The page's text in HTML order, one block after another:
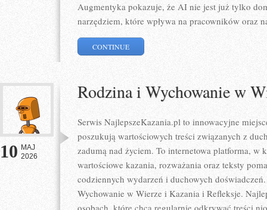
Augmentyka pokazuje, że AI nie jest już tylko
narzędziem, które wpływa na pracowników oraz
CONTINUE
10 MAJ
2026
Rodzina i Wychowanie w
Serwis NajlepszeKazania.pl to innowacyjne
poszukują wartościowych treści związanych z
zadumą nad życiem. To internetowa platforma, w
wartościowe kazania, rozważania oraz teksty
codziennych wydarzeń i duchowych
Wychowanie w Wierze i Kazania i Refleksje.
osobach, które chcą regularnie odkrywać treści